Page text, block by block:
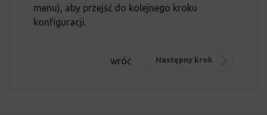
menu), aby przejść do kolejnego kroku
konfiguracji.
wróć Następny krok